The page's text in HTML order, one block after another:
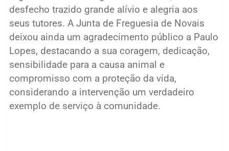
desfecho trazido grande alívio e alegria aos
seus tutores. A Junta de Freguesia de Novais
deixou ainda um agradecimento público a Paulo
Lopes, destacando a sua coragem, dedicação,
sensibilidade para a causa animal e
compromisso com a proteção da vida,
considerando a intervenção um verdadeiro
exemplo de serviço à comunidade.